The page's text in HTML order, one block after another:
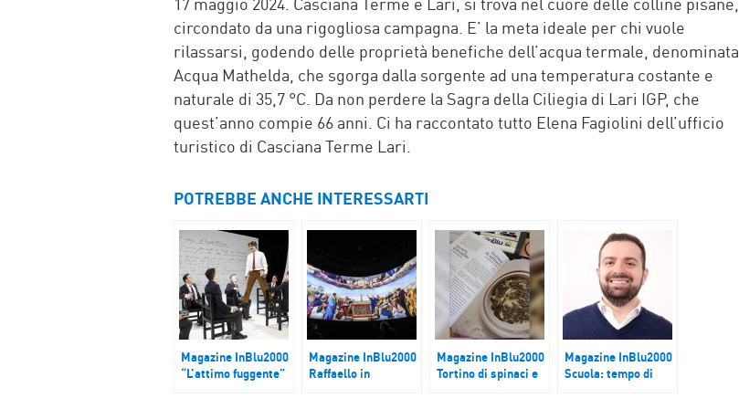
circondato da una rigogliosa campagna. E’ la meta ideale per chi vuole
rilassarsi, godendo delle proprietà benefiche dell’acqua termale, denominata
Acqua Mathelda, che sgorga dalla sorgente ad una temperatura costante e
naturale di 35,7 °C. Da non perdere la Sagra della Ciliegia di Lari IGP, che
quest’anno compie 66 anni. Ci ha raccontato tutto Elena Fagiolini dell’ufficio
turistico di Casciana Terme Lari.
POTREBBE ANCHE INTERESSARTI
Magazine InBlu2000
“L’attimo fuggente”
Magazine InBlu2000
Raffaello in
Magazine InBlu2000
Tortino di spinaci e
Magazine InBlu2000
Scuola: tempo di